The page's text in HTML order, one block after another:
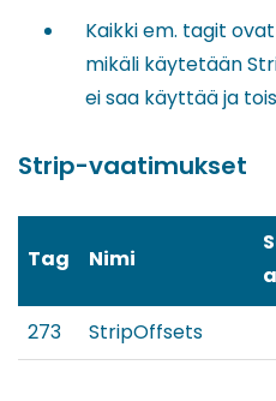
Kaikki em. tagit
mikäli käytetään
ei saa käyttää ja
Strip-vaatimukset
Tag Nimi
273 StripOffsets